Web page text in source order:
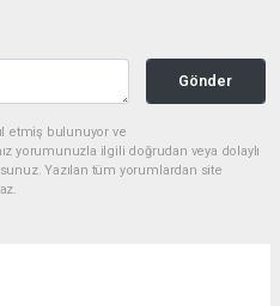
Gönder
etmiş bulunuyor ve
yorumunuzla ilgili doğrudan veya dolaylı
Yazılan tüm yorumlardan site